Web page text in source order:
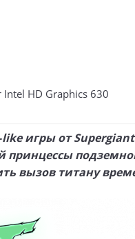
Intel HD Graphics 630
игры от Supergiant
принцессы
вызов титану